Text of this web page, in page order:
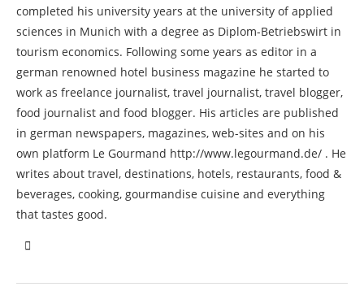
completed his university years at the university of applied
sciences in Munich with a degree as Diplom-Betriebswirt in
tourism economics. Following some years as editor in a
german renowned hotel business magazine he started to
work as freelance journalist, travel journalist, travel blogger,
food journalist and food blogger. His articles are published
in german newspapers, magazines, web-sites and on his
own platform Le Gourmand http://www.legourmand.de/ . He
writes about travel, destinations, hotels, restaurants, food &
beverages, cooking, gourmandise cuisine and everything
that tastes good.